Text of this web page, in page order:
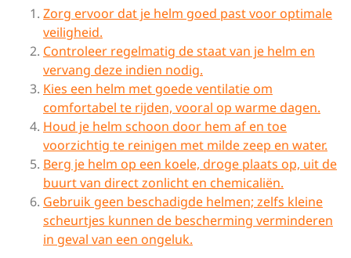
Zorg ervoor dat je helm goed past voor optimale
veiligheid.
Controleer regelmatig de staat van je helm en
vervang deze indien nodig.
Kies een helm met goede ventilatie om
comfortabel te rijden, vooral op warme dagen.
Houd je helm schoon door hem af en toe
voorzichtig te reinigen met milde zeep en water.
Berg je helm op een koele, droge plaats op, uit de
buurt van direct zonlicht en chemicaliën.
Gebruik geen beschadigde helmen; zelfs kleine
scheurtjes kunnen de bescherming verminderen
in geval van een ongeluk.